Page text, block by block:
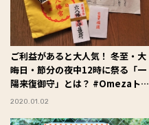
ご利益があると大人気！ 冬至・大
晦日・節分の夜中12時に祭る「一
陽来復御守」とは？ #Omezaトー
ク
2020.01.02